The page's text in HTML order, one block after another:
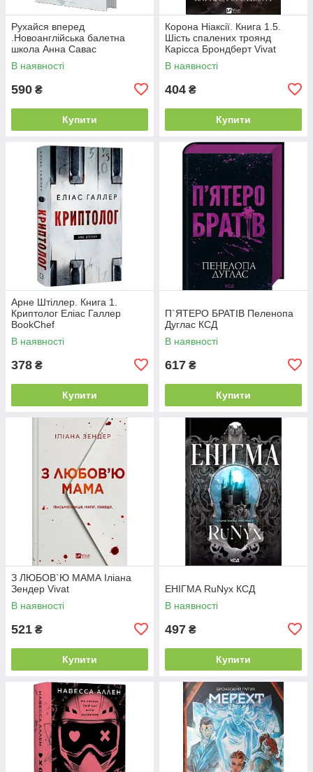
Рухайся вперед
.Новоанглійська балетна
школа Анна Савас
READBERRY
В наявності
590 ₴
Купити
Корона Ніаксії. Книга 1.5.
Шість спалених троянд
Карісса Брондберт Vivat
В наявності
404 ₴
Купити
Арне Штіллер. Книга 1.
Криптолог Еліас Галлер
BookChef
В наявності
378 ₴
Купити
П`ЯТЕРО БРАТІВ Пеленопа
Дуглас КСД
В наявності
617 ₴
Купити
З ЛЮБОВ`Ю МАМА Іліана
Зендер Vivat
В наявності
521 ₴
Купити
ЕНІГМА RuNyx КСД
В наявності
497 ₴
Купити